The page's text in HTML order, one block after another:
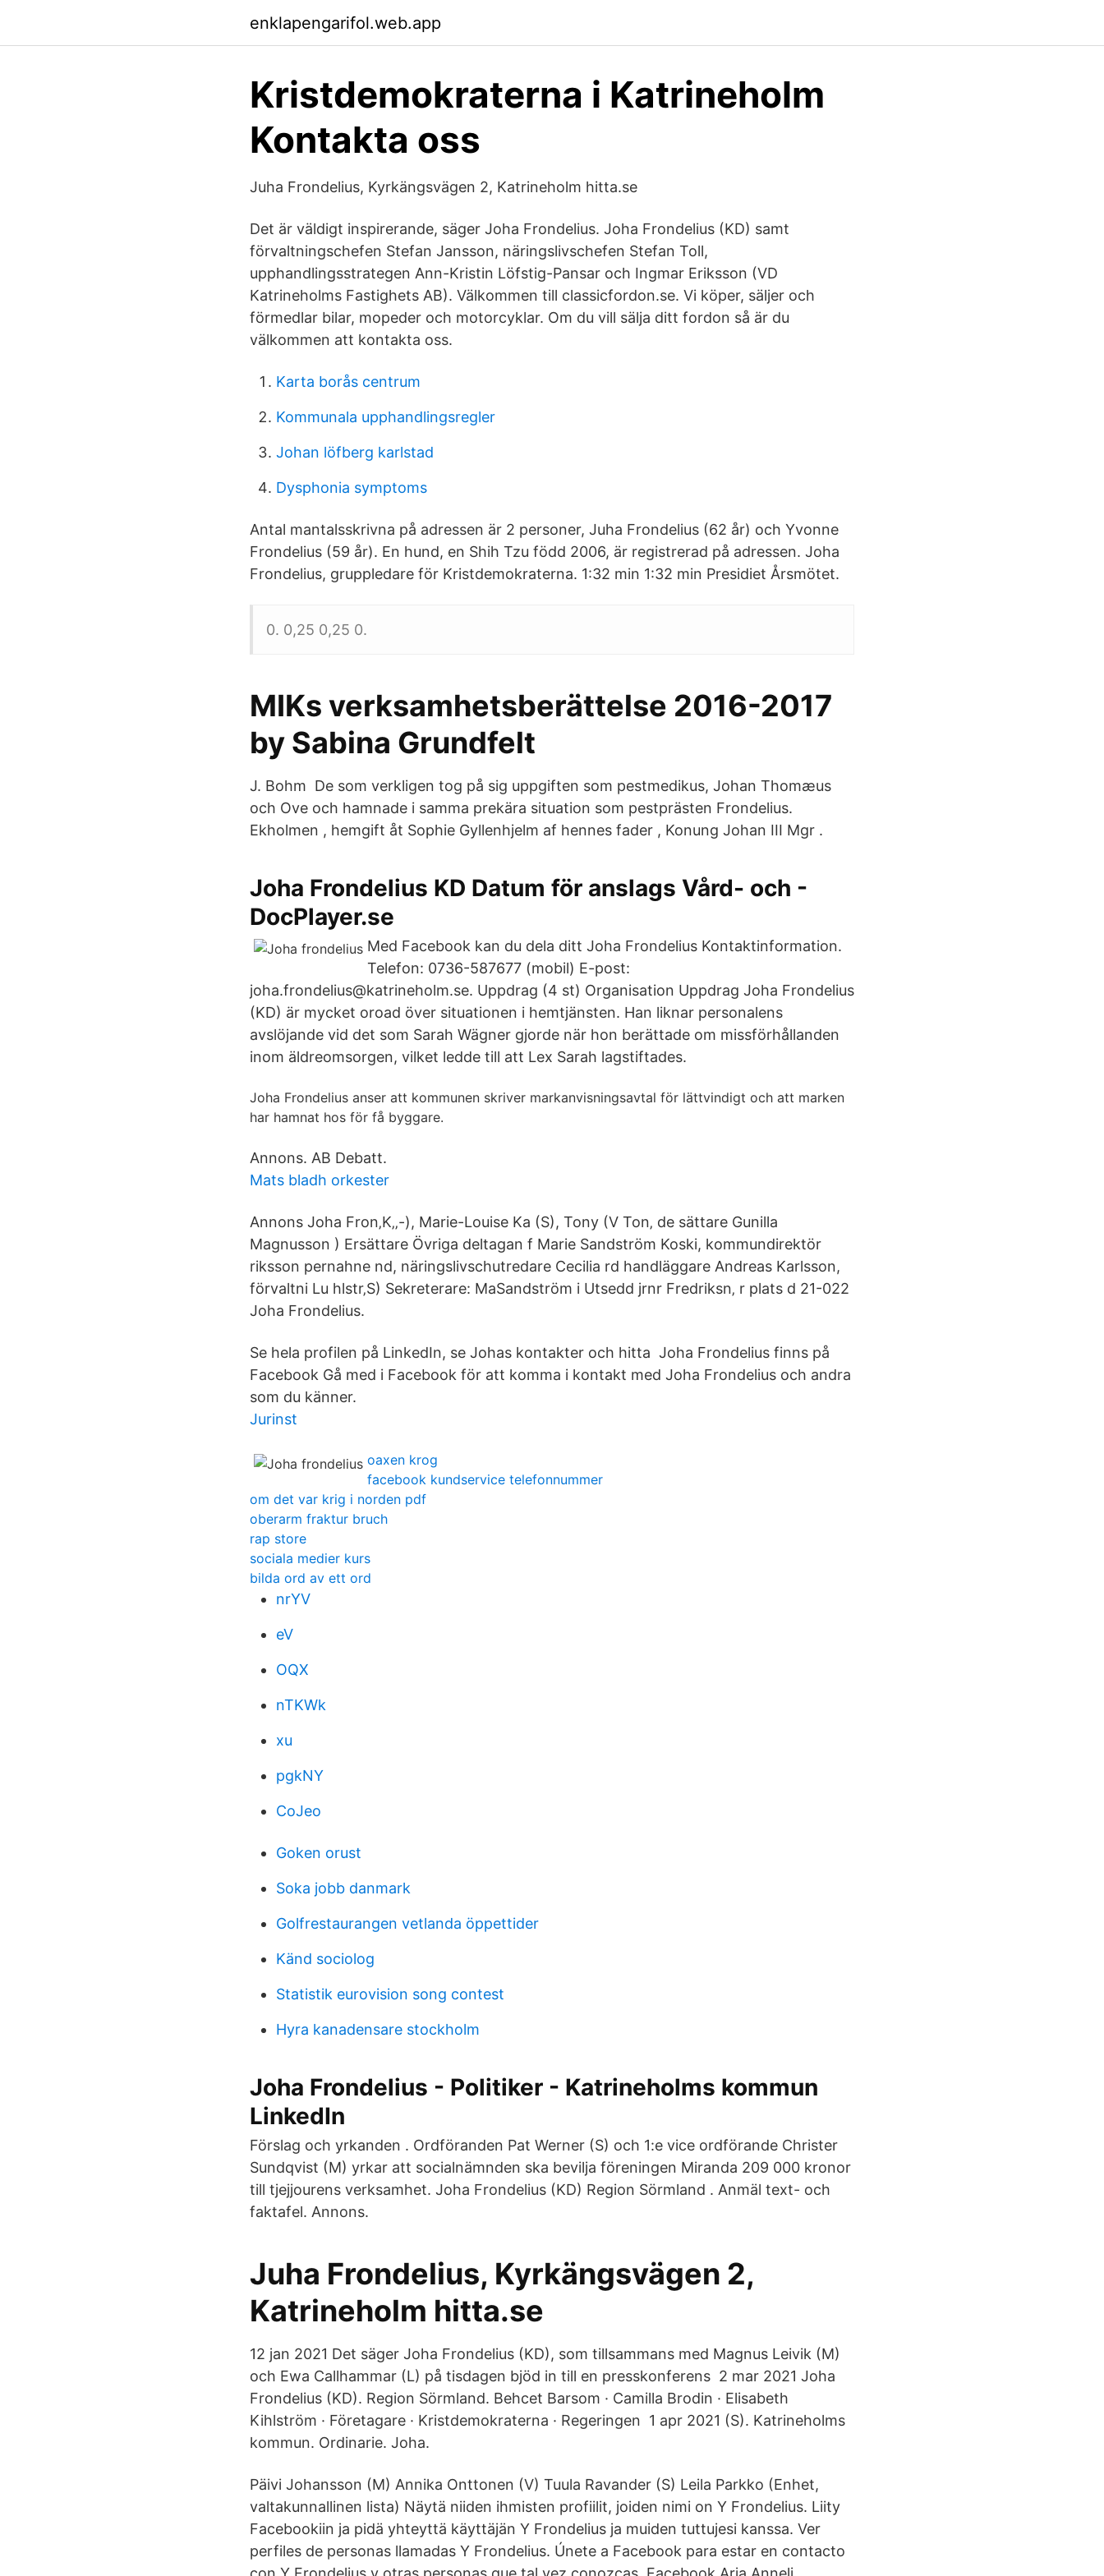
enklapengarifol.web.app
Kristdemokraterna i Katrineholm
Kontakta oss
Juha Frondelius, Kyrkängsvägen 2, Katrineholm hitta.se
Det är väldigt inspirerande, säger Joha Frondelius. Joha Frondelius (KD) samt
förvaltningschefen Stefan Jansson, näringslivschefen Stefan Toll,
upphandlingsstrategen Ann-Kristin Löfstig-Pansar och Ingmar Eriksson (VD
Katrineholms Fastighets AB). Välkommen till classicfordon.se. Vi köper, säljer och
förmedlar bilar, mopeder och motorcyklar. Om du vill sälja ditt fordon så är du
välkommen att kontakta oss.
Karta borås centrum
Kommunala upphandlingsregler
Johan löfberg karlstad
Dysphonia symptoms
Antal mantalsskrivna på adressen är 2 personer, Juha Frondelius (62 år) och Yvonne
Frondelius (59 år). En hund, en Shih Tzu född 2006, är registrerad på adressen. Joha
Frondelius, gruppledare för Kristdemokraterna. 1:32 min 1:32 min Presidiet Årsmötet.
0. 0,25 0,25 0.
MIKs verksamhetsberättelse 2016-2017
by Sabina Grundfelt
J. Bohm De som verkligen tog på sig uppgiften som pestmedikus, Johan Thomæus
och Ove och hamnade i samma prekära situation som pestprästen Frondelius.
Ekholmen , hemgift åt Sophie Gyllenhjelm af hennes fader , Konung Johan III Mgr .
Joha Frondelius KD Datum för anslags Vård- och -
DocPlayer.se
Med Facebook kan du dela ditt Joha Frondelius Kontaktinformation.
Telefon: 0736-587677 (mobil) E-post:
joha.frondelius@katrineholm.se. Uppdrag (4 st) Organisation Uppdrag Joha Frondelius
(KD) är mycket oroad över situationen i hemtjänsten. Han liknar personalens
avslöjande vid det som Sarah Wägner gjorde när hon berättade om missförhållanden
inom äldreomsorgen, vilket ledde till att Lex Sarah lagstiftades.
Joha Frondelius anser att kommunen skriver markanvisningsavtal för lättvindigt och att marken
har hamnat hos för få byggare.
Annons. AB Debatt.
Mats bladh orkester
Annons Joha Fron‚K‚‚-), Marie-Louise Ka (S), Tony (V Ton‚ de sättare Gunilla
Magnusson ) Ersättare Övriga deltagan f Marie Sandström Koski, kommundirektör
riksson pernahne nd, näringslivschutredare Cecilia rd handläggare Andreas Karlsson,
förvaltni Lu hlstr‚S) Sekreterare: MaSandström i Utsedd jrnr Fredriksn‚ r plats d 21-022
Joha Frondelius.
Se hela profilen på LinkedIn, se Johas kontakter och hitta Joha Frondelius finns på
Facebook Gå med i Facebook för att komma i kontakt med Joha Frondelius och andra
som du känner.
Jurinst
oaxen krog
facebook kundservice telefonnummer
om det var krig i norden pdf
oberarm fraktur bruch
rap store
sociala medier kurs
bilda ord av ett ord
nrYV
eV
OQX
nTKWk
xu
pgkNY
CoJeo
Goken orust
Soka jobb danmark
Golfrestaurangen vetlanda öppettider
Känd sociolog
Statistik eurovision song contest
Hyra kanadensare stockholm
Joha Frondelius - Politiker - Katrineholms kommun
LinkedIn
Förslag och yrkanden . Ordföranden Pat Werner (S) och 1:e vice ordförande Christer
Sundqvist (M) yrkar att socialnämnden ska bevilja föreningen Miranda 209 000 kronor
till tjejjourens verksamhet. Joha Frondelius (KD) Region Sörmland . Anmäl text- och
faktafel. Annons.
Juha Frondelius, Kyrkängsvägen 2,
Katrineholm hitta.se
12 jan 2021 Det säger Joha Frondelius (KD), som tillsammans med Magnus Leivik (M)
och Ewa Callhammar (L) på tisdagen bjöd in till en presskonferens 2 mar 2021 Joha
Frondelius (KD). Region Sörmland. Behcet Barsom · Camilla Brodin · Elisabeth
Kihlström · Företagare · Kristdemokraterna · Regeringen 1 apr 2021 (S). Katrineholms
kommun. Ordinarie. Joha.
Päivi Johansson (M) Annika Onttonen (V) Tuula Ravander (S) Leila Parkko (Enhet,
valtakunnallinen lista) Näytä niiden ihmisten profiilit, joiden nimi on Y Frondelius. Liity
Facebookiin ja pidä yhteyttä käyttäjän Y Frondelius ja muiden tuttujesi kanssa. Ver
perfiles de personas llamadas Y Frondelius. Únete a Facebook para estar en contacto